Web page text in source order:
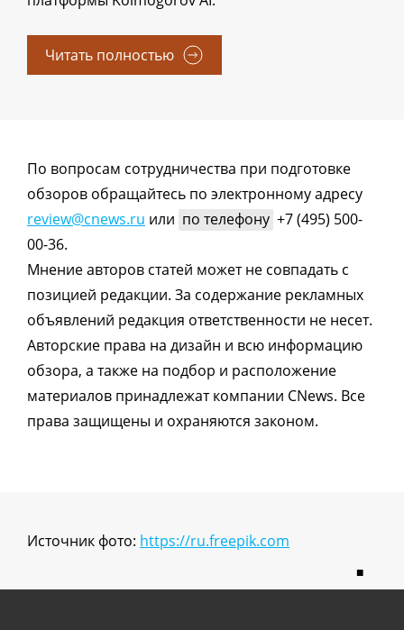
Читать полностью
По вопросам сотрудничества при подготовке
обзоров обращайтесь по электронному адресу
review@cnews.ru или по телефону +7 (495) 500-
00-36.
Мнение авторов статей может не совпадать с
позицией редакции. За содержание рекламных
объявлений редакция ответственности не несет.
Авторские права на дизайн и всю информацию
обзора, а также на подбор и расположение
материалов принадлежат компании CNews. Все
права защищены и охраняются законом.
Источник фото: https://ru.freepik.com
■